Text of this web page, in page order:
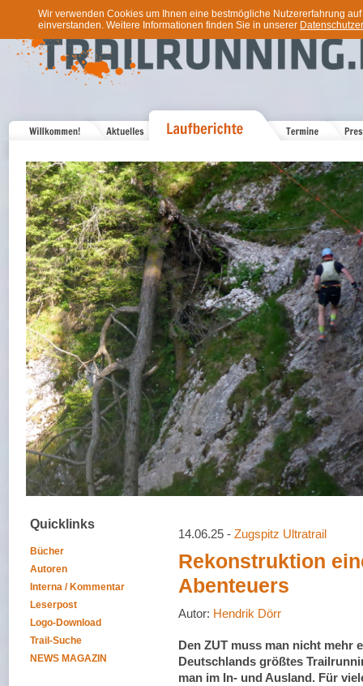
Wir verwenden Cookies um Ihnen eine bestmögliche Nutzererfahrung
einverstanden. Weitere Informationen finden Sie in unserer
Quicklinks
Bücher
Autoren
Interna / Kommentar
Leserpost
Logo-Download
Trail-Suche
NEWS MAGAZIN
14.06.25 - Zugspitz Ultratrail
Rekonstruktion
Abenteuers
Autor: Hendrik Dörr
Den ZUT muss man nicht mehr
Deutschlands größtes
man im In- und Ausland. Für